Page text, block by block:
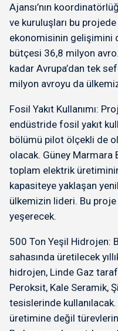
Ajansı’nın
ve kuruluşları bu
ekonomisinin gelişimini
bütçesi 36,8 milyon
kadar Avrupa’dan tek
milyon avroyu da
Fosil Yakıt Kullanımı:
endüstride fosil yakıt
bölümü pilot ölçekli de
olacak. Güney Marmara
toplam elektrik
kapasiteye yaklaşan
ülkemizin lideri. Bu
yeşerecek.
500 Ton Yeşil Hidrojen:
sahasında üretilecek
hidrojen, Linde Gaz
Peroksit, Kale Seramik,
tesislerinde
üretimine değil